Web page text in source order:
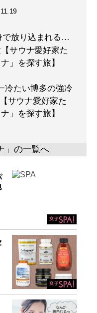
放り込まれる…
サウナ愛好家た
ナ」を探す旅】
冷たい博多の強冷
サウナ愛好家た
ナ」を探す旅】
」の一覧へ